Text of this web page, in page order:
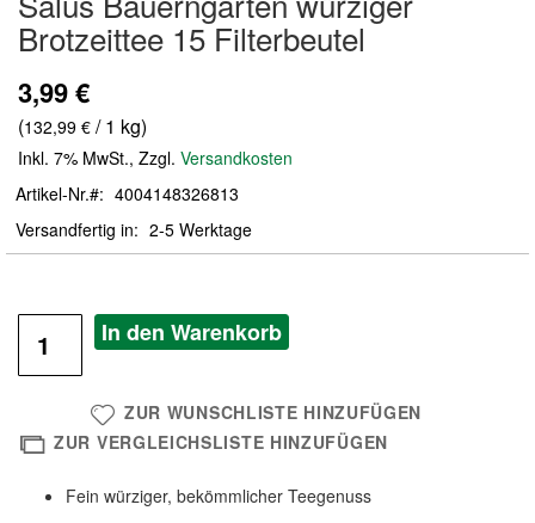
der
Bildergalerie
Brotzeittee 15 Filterbeutel
3,99 €
(132,99 € / 1 kg)
Inkl. 7% MwSt., Zzgl. Versandkosten
Artikel-Nr.
4004148326813
Versandfertig in
2-5 Werktage
In den Warenkorb
ZUR WUNSCHLISTE HINZUFÜGEN
ZUR VERGLEICHSLISTE HINZUFÜGEN
Fein würziger, bekömmlicher Teegenuss